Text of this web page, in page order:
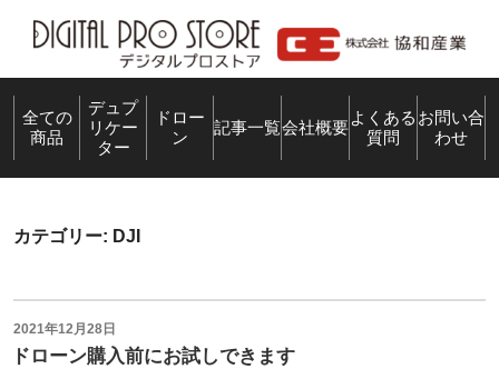
テ
キ
プ
全ての
商品
デュプ
リケー
ター
ドロー
ン
記事一覧会社概要
よくある
質問
お問い合
わせ
カテゴリー: DJI
投
稿
2021年12月28日
ドローン購入前にお試しできます